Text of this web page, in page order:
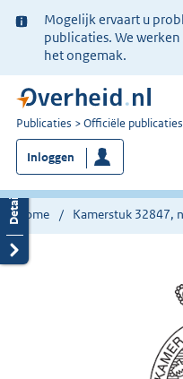
Ter
informatie:
Mogelijk ervaart u
publicaties. We
het ongemak.
U
bent
nu
hier:
Publicaties Officiële publicaties
Inloggen
Home Kamerstuk 32847,